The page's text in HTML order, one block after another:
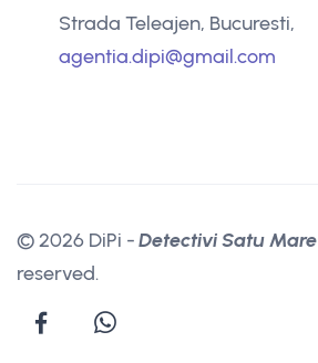
Strada Teleajen, Bucuresti,
agentia.dipi@gmail.com
© 2026 DiPi -Detectivi Satu Mare
reserved.